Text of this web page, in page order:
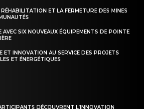
ET LA FERMETURE DES MINES
AVEC SIX NOUVEAUX ÉQUIPEMENTS DE POINTE
ET INNOVATION AU SERVICE DES PROJETS
ET ÉNERGÉTIQUES
DÉCOUVRENT L’INNOVATION